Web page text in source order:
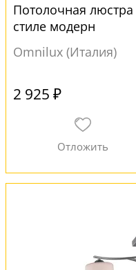
Потолочная
стиле модерн
Omnilux (Италия)
2 925 ₽